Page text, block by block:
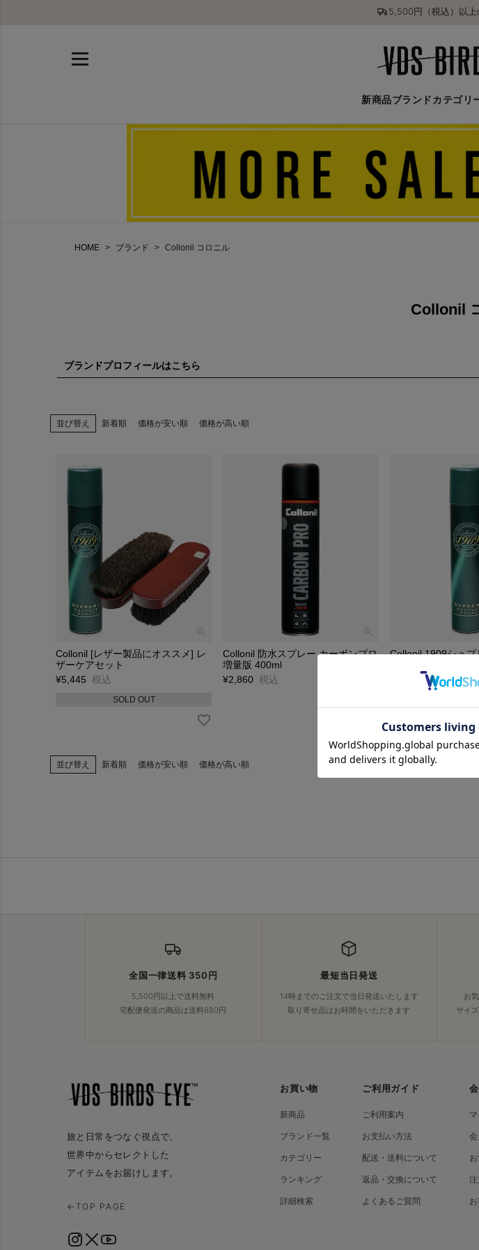
5,500円（税込）以
新商品ブランド カテゴリ
HOME ブランド Collonil コロニル
Collonil
ブランドプロフィールはこちら
Collonil（コロニル）は1909年にドイツで創業したシ
家まで幅広く支持されています。
創業以来、靴用クリーム・保革油・撥水剤・スプレ
ミアムライン（1909シリーズ等）を展開しています。
Collonilは「長持ちする革の美しさ」を守ることを使
張。日本国内でも正規輸入品を通じて広く流通してい
1909年 — 創業（レザーオイルの提供）
1909年に創業。最初は保革油を中心とした小さな事
を保つ創業期製品が評価され、ブランドの基礎が築か
1920年代 — 製品ラインの拡充と市場拡大
シューケア用品のラインナップを増やし、ポリッシュ
位を強化しました。
1950年代 — Made in Germanyとしての確立
戦後の再建を経て生産体制を整備。ドイツ品質を前
スポンジ一体型の手入れ商品やエアゾールスプレー
りました。これにより一般消費者の支持がさらに拡大
ナノテクノロジー応用の製品や、創業100周年にあ
Collonilは伝統的なレザーケアのノウハウを守りつつ
並び替え 新着順 価格が安い順 価格が高い順
Collonil [レザー製品にオススメ] レ
ザーケアセット
¥5,445 税込
SOLD OUT
Collonil 防水スプレー カーボンプロ
増量版 400ml
¥2,860 税込
Collonil 1909シュ
税込
並び替え 新着順 価格が安い順 価格が高い順
全国一律送料 350円
5,500円以上で送料無料
宅配便発送の商品は送料880円
最短当日発送
14時までのご注文で当日発送いたします
取り寄せ品はお時間をいただきます
お
サイ
旅と日常をつなぐ視点で、
世界中からセレクトした
アイテムをお届けします。
← TOP PAGE
お買い物
新商品
ブランド一覧
カテゴリー
ランキング
詳細検索
ご利用ガイド
ご利用案内
お支払い方法
配送・送料について
返品・交換について
よくあるご質問